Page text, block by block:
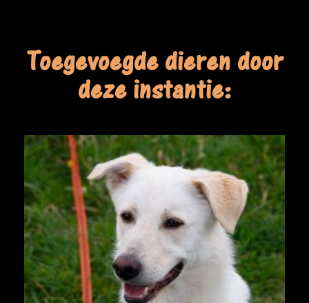
Toegevoegde dieren door
deze instantie: